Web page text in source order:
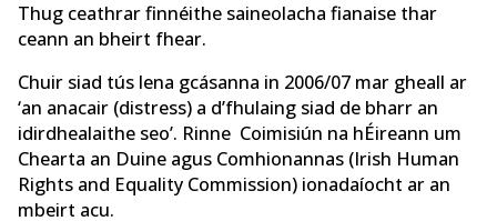
Thug ceathrar finnéithe saineolacha fianaise thar
ceann an bheirt fhear.
Chuir siad tús lena gcásanna in 2006/07 mar gheall ar
‘an anacair (distress) a d’fhulaing siad de bharr an
idirdhealaithe seo’. Rinne Coimisiún na hÉireann um
Chearta an Duine agus Comhionannas (Irish Human
Rights and Equality Commission) ionadaíocht ar an
mbeirt acu.